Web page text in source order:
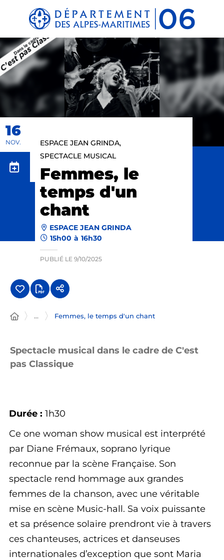
Panneau de gestion des cookies
ESPACE JEAN GRINDA,
SPECTACLE MUSICAL
Femmes, le
temps d'un
chant
ESPACE JEAN GRINDA
15h00 à 16h30
PUBLIÉ LE 9/10/2025
16
NOV.
... Femmes, le temps d'un chant
Spectacle musical dans le cadre de C'est
pas Classique
Durée : 1h30
Ce one woman show musical est interprété
par Diane Frémaux, soprano lyrique
reconnue par la scène Française. Son
spectacle rend hommage aux grandes
femmes de la chanson, avec une véritable
mise en scène Music-hall. Sa voix puissante
et sa présence solaire prendront vie à travers
ces chanteuses, actrices et danseuses
internationales d’exception que sont Maria